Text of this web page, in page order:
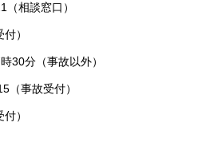
（相談窓口）
）
30分（事故以外）
（事故受付）
）